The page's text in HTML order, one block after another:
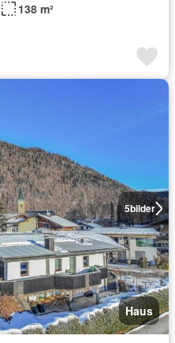
138 m²
5bilder
Haus